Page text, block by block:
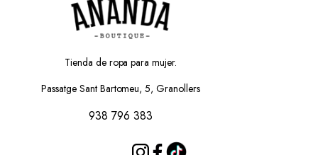
Tienda de ropa para mujer.
Passatge Sant Bartomeu, 5, Granollers
938 796 383